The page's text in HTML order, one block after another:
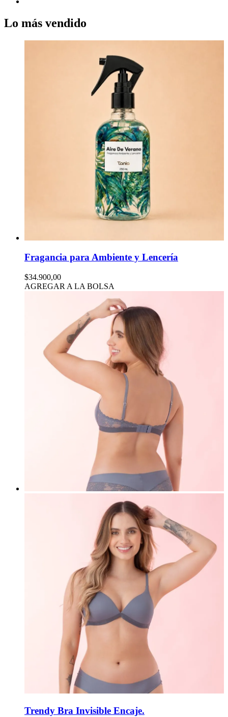
Lo más vendido
Fragancia para Ambiente y Lencería
$34.900,00
AGREGAR A LA BOLSA
Trendy Bra Invisible Encaje.